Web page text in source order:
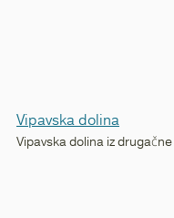
Vipavska dolina
Vipavska dolina iz